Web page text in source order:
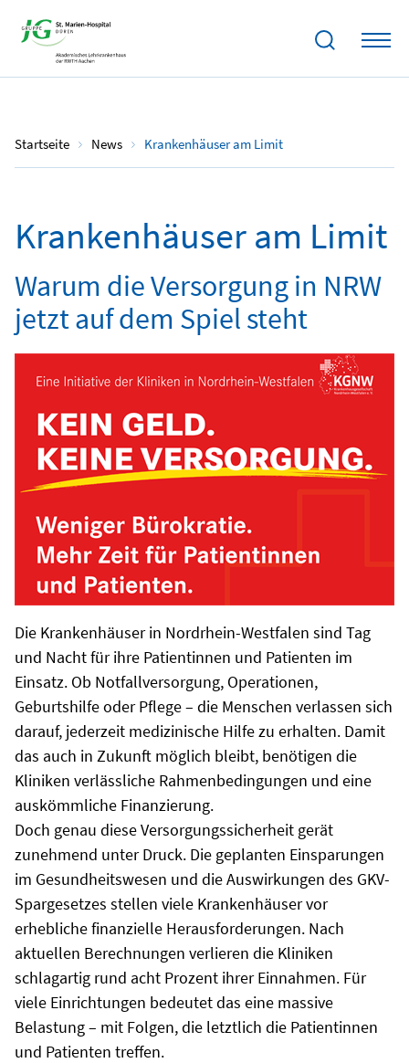
Startseite News Krankenhäuser am Limit
12.06.2026
Krankenhäuser am Limit
Warum die Versorgung in NRW
jetzt auf dem Spiel steht
Die Krankenhäuser in Nordrhein-Westfalen sind Tag
und Nacht für ihre Patientinnen und Patienten im
Einsatz. Ob Notfallversorgung, Operationen,
Geburtshilfe oder Pflege – die Menschen verlassen sich
darauf, jederzeit medizinische Hilfe zu erhalten. Damit
das auch in Zukunft möglich bleibt, benötigen die
Kliniken verlässliche Rahmenbedingungen und eine
auskömmliche Finanzierung.
Doch genau diese Versorgungssicherheit gerät
zunehmend unter Druck. Die geplanten Einsparungen
im Gesundheitswesen und die Auswirkungen des GKV-
Spargesetzes stellen viele Krankenhäuser vor
erhebliche finanzielle Herausforderungen. Nach
aktuellen Berechnungen verlieren die Kliniken
schlagartig rund acht Prozent ihrer Einnahmen. Für
viele Einrichtungen bedeutet das eine massive
Belastung – mit Folgen, die letztlich die Patientinnen
und Patienten treffen.